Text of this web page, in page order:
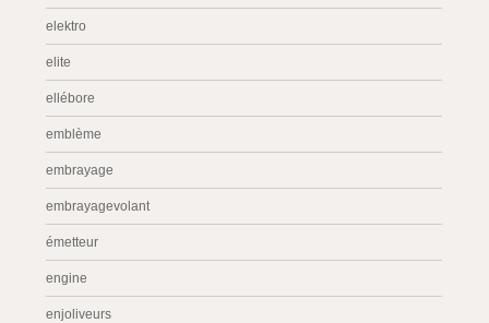
elektro
elite
ellébore
emblème
embrayage
embrayagevolant
émetteur
engine
enjoliveurs